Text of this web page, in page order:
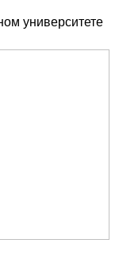
университете